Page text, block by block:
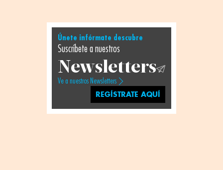
Únete infórmate descubre
Suscríbete a nuestros
Newsletters
Ve a nuestros Newsletters
REGÍSTRATE AQUÍ